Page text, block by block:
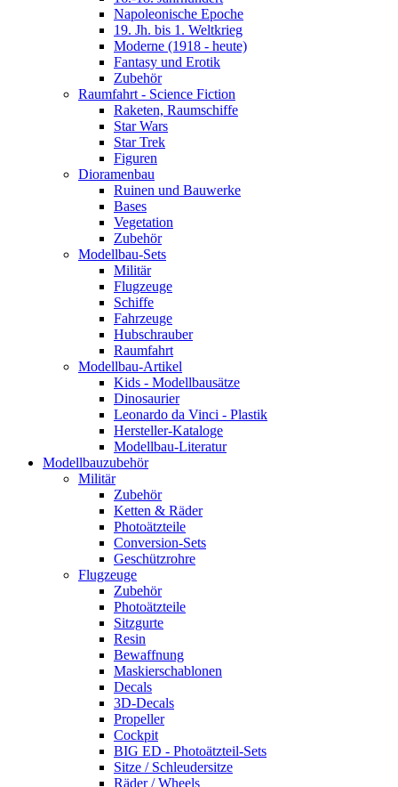
Napoleonische Epoche
19. Jh. bis 1. Weltkrieg
Moderne (1918 - heute)
Fantasy und Erotik
Zubehör
Raumfahrt - Science Fiction
Raketen, Raumschiffe
Star Wars
Star Trek
Figuren
Dioramenbau
Ruinen und Bauwerke
Bases
Vegetation
Zubehör
Modellbau-Sets
Militär
Flugzeuge
Schiffe
Fahrzeuge
Hubschrauber
Raumfahrt
Modellbau-Artikel
Kids - Modellbausätze
Dinosaurier
Leonardo da Vinci - Plastik
Hersteller-Kataloge
Modellbau-Literatur
Modellbauzubehör
Militär
Zubehör
Ketten & Räder
Photoätzteile
Conversion-Sets
Geschützrohre
Flugzeuge
Zubehör
Photoätzteile
Sitzgurte
Resin
Bewaffnung
Maskierschablonen
Decals
3D-Decals
Propeller
Cockpit
BIG ED - Photoätzteil-Sets
Sitze / Schleudersitze
Räder / Wheels